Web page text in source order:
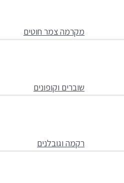
מקרמה צמר חוטים
שוברים וקופונים
רקמה וגובלנים